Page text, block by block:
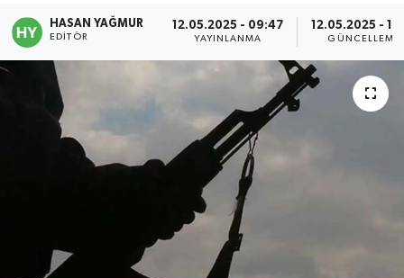
HASAN YAĞMUR
EDITÖR
12.05.2025 - 09:47
YAYINLANMA
12.05.2025 -
GÜNCELLEME
Kültür & Sanat
Magazin
Politika
Tüm Manşetler
Son Dakika Haberleri
Haber Arşivi